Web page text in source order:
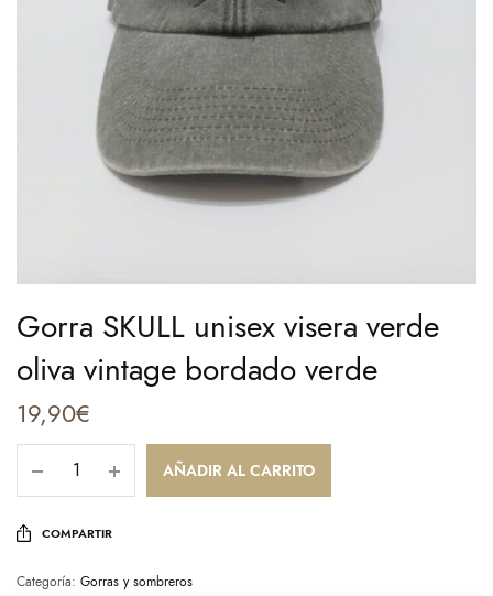
Gorra SKULL unisex visera verde
oliva vintage bordado verde
19,90€
AÑADIR AL CARRITO
COMPARTIR
Categoría: Gorras y sombreros